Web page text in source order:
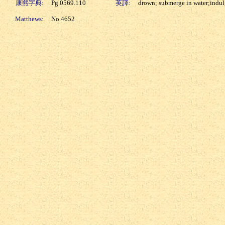
康熙字典: Pg.0569.110 英譯: drown; submerge in
Matthews: No.4652